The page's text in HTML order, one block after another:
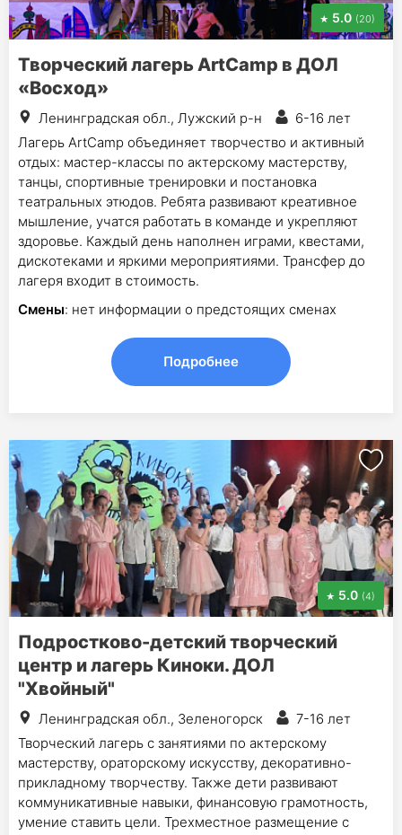
5.0 (20)
Творческий лагерь ArtCamp в ДОЛ
«Восход»
Ленинградская обл., Лужский р-н
6-16 лет
Лагерь ArtCamp объединяет творчество и активный
отдых: мастер-классы по актерскому мастерству,
танцы, спортивные тренировки и постановка
театральных этюдов. Ребята развивают креативное
мышление, учатся работать в команде и укрепляют
здоровье. Каждый день наполнен играми, квестами,
дискотеками и яркими мероприятиями. Трансфер до
лагеря входит в стоимость.
Смены: нет информации о предстоящих сменах
Подробнее
5.0 (4)
Подростково-детский творческий
центр и лагерь Киноки. ДОЛ
"Хвойный"
Ленинградская обл., Зеленогорск
7-16 лет
Творческий лагерь с занятиями по актерскому
мастерству, ораторскому искусству, декоративно-
прикладному творчеству. Также дети развивают
коммуникативные навыки, финансовую грамотность,
умение ставить цели. Трехместное размещение с